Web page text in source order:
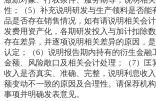
性；（5）补充说明研发与生产领料是否能
品是否存在销售情况，如有请说明相关会
发费用资产化，各期研发投入与加计扣除
存在差异，并逐项说明相关差异的原因，
认定；（6）说明报告期内持有的衍生金融
金额、风险敞口及相关会计处理；（7）匡
收入是否真实、准确、完整，说明利息收
额变动不一致的原因及合理性。请保荐机
事项并明确发表意见。